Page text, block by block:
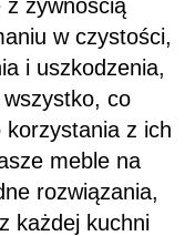
z żywnością
w czystości,
i uszkodzenia,
co
z ich
meble na
rozwiązania,
każdej kuchni